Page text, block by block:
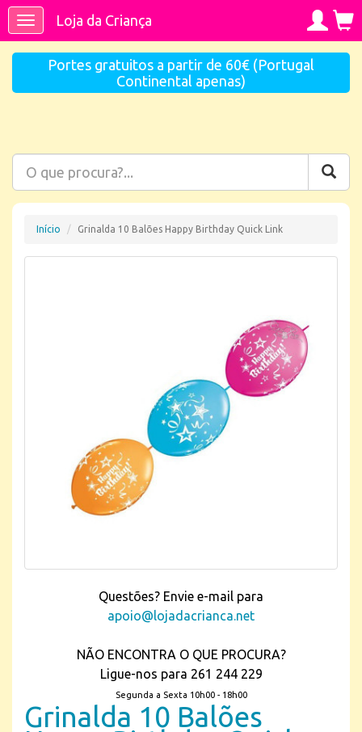
ToggleLoja da Criança
Portes gratuitos a partir de 60€ (Portugal
Continental apenas)
Início Grinalda 10 Balões Happy Birthday Quick Link
Questões? Envie e-mail para
apoio@lojadacrianca.net
NÃO ENCONTRA O QUE PROCURA?
Ligue-nos para 261 244 229
Segunda a Sexta 10h00 - 18h00
Grinalda 10 Balões